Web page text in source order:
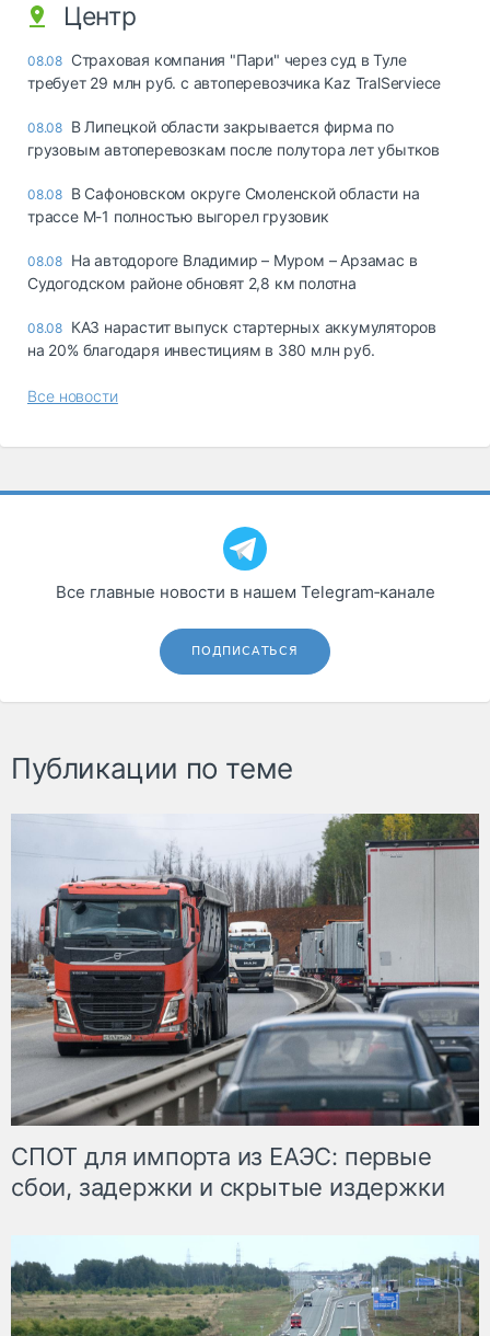
Центр
08.08 Страховая компания "Пари" через суд в Туле
требует 29 млн руб. с автоперевозчика Kaz TralServiece
08.08 В Липецкой области закрывается фирма по
грузовым автоперевозкам после полутора лет убытков
08.08 В Сафоновском округе Смоленской области на
трассе М-1 полностью выгорел грузовик
08.08 На автодороге Владимир – Муром – Арзамас в
Судогодском районе обновят 2,8 км полотна
08.08 КАЗ нарастит выпуск стартерных аккумуляторов
на 20% благодаря инвестициям в 380 млн руб.
Все новости
Все главные новости в нашем Telegram‑канале
ПОДПИСАТЬСЯ
Публикации по теме
СПОТ для импорта из ЕАЭС: первые
сбои, задержки и скрытые издержки